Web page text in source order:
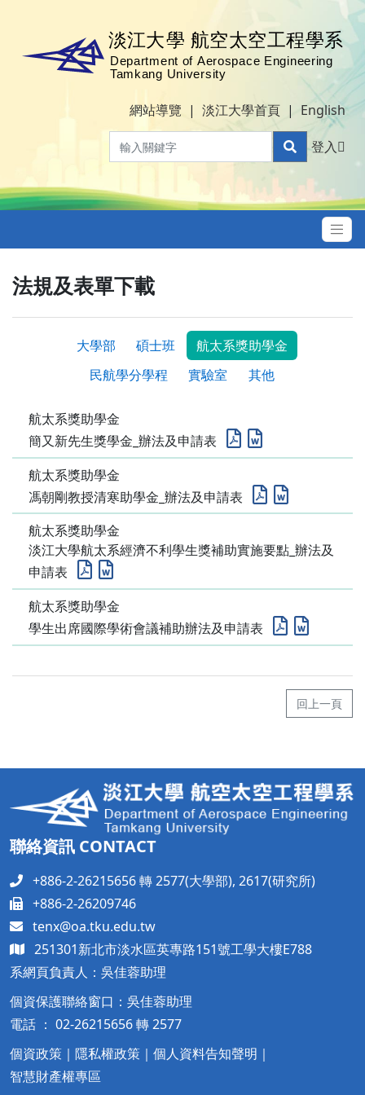
網站導覽 | 淡江大學首頁 | English
登入
法規及表單下載
大學部 碩士班
航太系獎助學金
民航學分學程
實驗室 其他
航太系獎助學金
簡又新先生獎學金_辦法及申請表
航太系獎助學金
馮朝剛教授清寒助學金_辦法及申請表
航太系獎助學金
淡江大學航太系經濟不利學生獎補助實施要點_辦法及
申請表
航太系獎助學金
學生出席國際學術會議補助辦法及申請表
回上一頁
聯絡資訊 CONTACT
+886-2-26215656 轉 2577(大學部), 2617(研究所)
+886-2-26209746
tenx@oa.tku.edu.tw
251301新北市淡水區英專路151號工學大樓E788
系網頁負責人：吳佳蓉助理
個資保護聯絡窗口：吳佳蓉助理
電話 ： 02-26215656 轉 2577
個資政策 ｜ 隱私權政策 ｜ 個人資料告知聲明 ｜
智慧財產權專區